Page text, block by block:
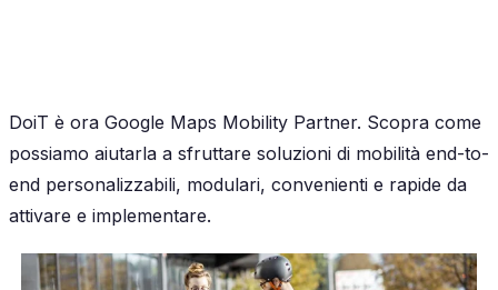
DoiT è ora Google Maps Mobility Partner. Scopra come
possiamo aiutarla a sfruttare soluzioni di mobilità end-to-
end personalizzabili, modulari, convenienti e rapide da
attivare e implementare.